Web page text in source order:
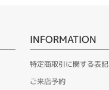
INFORMATION
特定商取引に関する表記
ご来店予約